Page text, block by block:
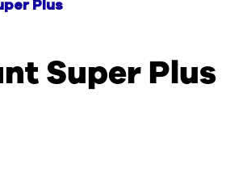
Plus
Super Plus